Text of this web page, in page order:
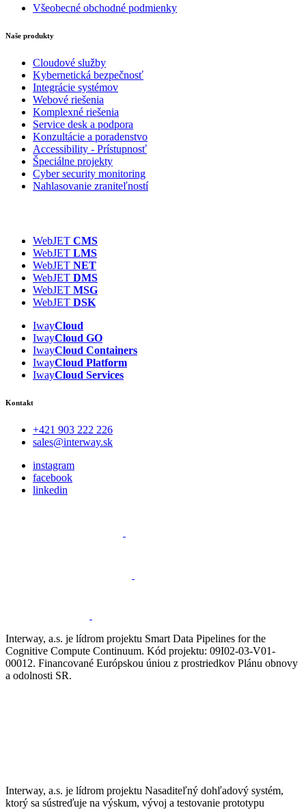
Všeobecné obchodné podmienky
Naše produkty
Cloudové služby
Kybernetická bezpečnosť
Integrácie systémov
Webové riešenia
Komplexné riešenia
Service desk a podpora
Konzultácie a poradenstvo
Accessibility - Prístupnosť
Špeciálne projekty
Cyber security monitoring
Nahlasovanie zraniteľností
WebJET CMS
WebJET LMS
WebJET NET
WebJET DMS
WebJET MSG
WebJET DSK
IwayCloud
IwayCloud GO
IwayCloud Containers
IwayCloud Platform
IwayCloud Services
Kontakt
+421 903 222 226
sales@interway.sk
instagram
facebook
linkedin
Interway, a.s. je lídrom projektu Smart Data Pipelines for the
Cognitive Compute Continuum. Kód projektu: 09I02-03-V01-
00012. Financované Európskou úniou z prostriedkov Plánu obnovy
a odolnosti SR.
Interway, a.s. je lídrom projektu Nasaditeľný dohľadový systém,
ktorý sa sústreďuje na výskum, vývoj a testovanie prototypu